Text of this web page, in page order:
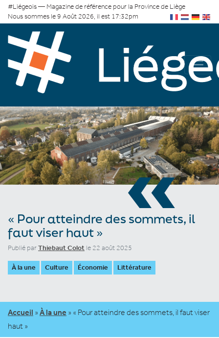
#Liégeois — Magazine de référence pour la Province de Liège
Nous sommes le 9 Août 2026, il est 17:32pm
«
« Pour atteindre des sommets, il
faut viser haut »
Publié parThiebaut Colot le 22 août 2025
À la une Culture Économie Littérature
Accueil » À la une » « Pour atteindre des sommets, il faut viser
haut »